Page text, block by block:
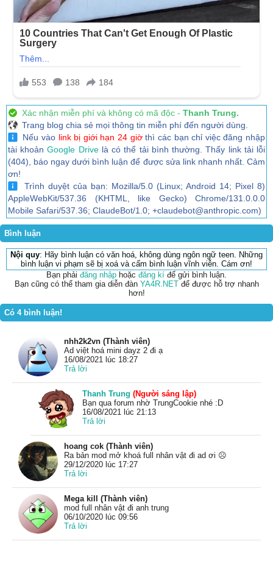
Xác nhận miễn phí và không có mã độc - Thanh Trung.
Trang blog chia sẻ mọi thông tin miễn phí đến người dùng.
Nếu vào link bị giới hạn 24 giờthì các bạn chỉ việc đăng nhập
tài khoảnGoogle Drivelà có thể tải bình thường. Thấy link tải lỗi
(404), báo ngay dưới bình luận để được sửa link nhanh nhất. Cảm
ơn!
Trình duyệt của bạn: Mozilla/5.0 (Linux; Android 14; Pixel 8)
AppleWebKit/537.36 (KHTML, like Gecko) Chrome/131.0.0.0
Mobile Safari/537.36; ClaudeBot/1.0; +claudebot@anthropic.com)
Bình luận
Nội quy: Hãy bình luận có văn hoá, không dùng ngôn ngữ teen. Những
bình luận vi phạm sẽ bị xoá và cấm bình luận vĩnh viễn. Cám ơn!
Bạn phải đăng nhập hoặc đăng kí để gửi bình luận.
Bạn cũng có thể tham gia diễn đàn YA4R.NETđể được hỗ trợ nhanh
hơn!
Có 4 bình luận!
nhh2k2vn (Thành viên)
Ad việt hoá mini dayz 2 đi ạ
16/08/2021 lúc 18:27
Trả lời
Thanh Trung (Người sáng lập)
Bạn qua forum nhờ TrungCookie nhé :D
16/08/2021 lúc 21:13
Trả lời
hoang cok (Thành viên)
Ra bản mod mở khoá full nhân vật đi ad ơi ☹️
29/12/2020 lúc 17:27
Trả lời
Mega kill (Thành viên)
mod full nhân vật đi anh trung
06/10/2020 lúc 09:56
Trả lời